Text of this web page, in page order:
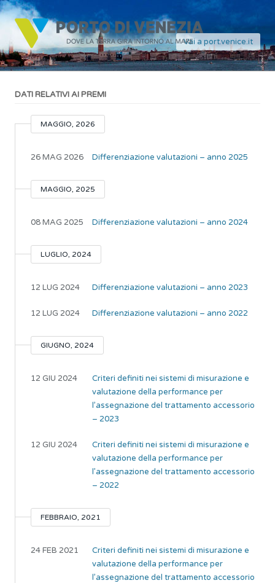
Vai a port.venice.it
DATI RELATIVI AI PREMI
MAGGIO, 2026
26 MAG 2026 Differenziazione valutazioni – anno 2025
MAGGIO, 2025
08 MAG 2025 Differenziazione valutazioni – anno 2024
LUGLIO, 2024
12 LUG 2024 Differenziazione valutazioni – anno 2023
12 LUG 2024 Differenziazione valutazioni – anno 2022
GIUGNO, 2024
12 GIU 2024
Criteri definiti nei sistemi di misurazione e
valutazione della performance per
l’assegnazione del trattamento accessorio
– 2023
12 GIU 2024
Criteri definiti nei sistemi di misurazione e
valutazione della performance per
l’assegnazione del trattamento accessorio
– 2022
FEBBRAIO, 2021
24 FEB 2021
Criteri definiti nei sistemi di misurazione e
valutazione della performance per
l’assegnazione del trattamento accessorio